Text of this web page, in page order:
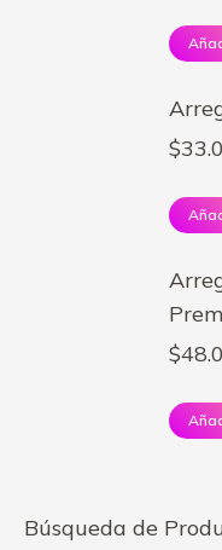
$
$
Búsqueda de